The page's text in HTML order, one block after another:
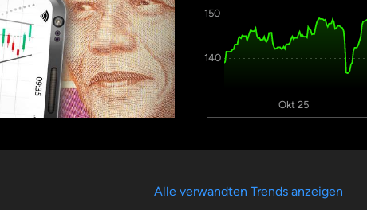
140
150
Okt 25
Alle verwandten Trends anzeigen